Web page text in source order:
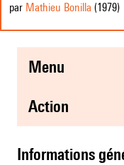
par Mathieu Bonilla (1979)
menu
action
informations